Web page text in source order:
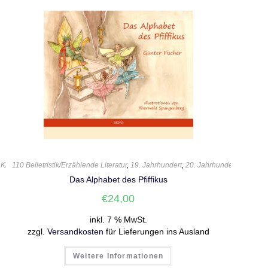
Kinderbuch,Klaus Päkel,Sprachlabor,Tiere
110 Belletristik/Erzählende Literatur, 19. Jahrhundert, 20. Jahrhundert
Das Alphabet des Pfiffikus
€24,00
inkl. 7 % MwSt.
zzgl. Versandkosten für Lieferungen ins Ausland
Weitere Informationen